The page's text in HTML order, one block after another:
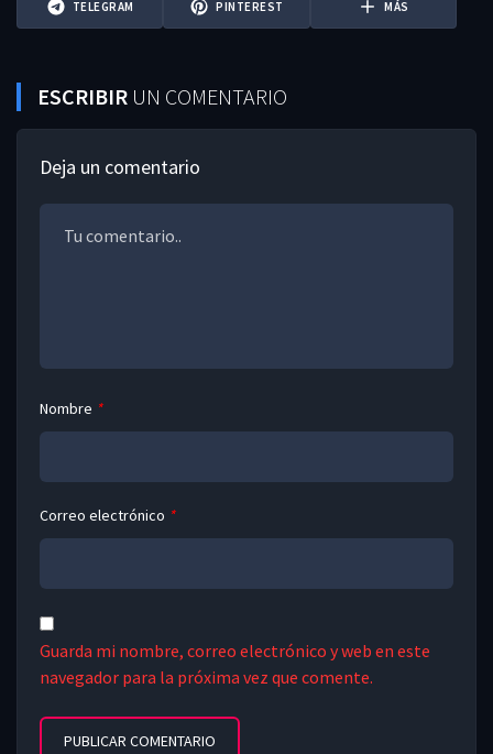
TELEGRAM PINTEREST MÁS
ESCRIBIR UN COMENTARIO
Deja un comentario
Nombre *
Correo electrónico *
Guarda mi nombre, correo electrónico y web en este
navegador para la próxima vez que comente.